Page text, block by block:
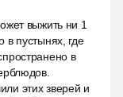
выжить ни 1
в пустынях, где
в
этих зверей и